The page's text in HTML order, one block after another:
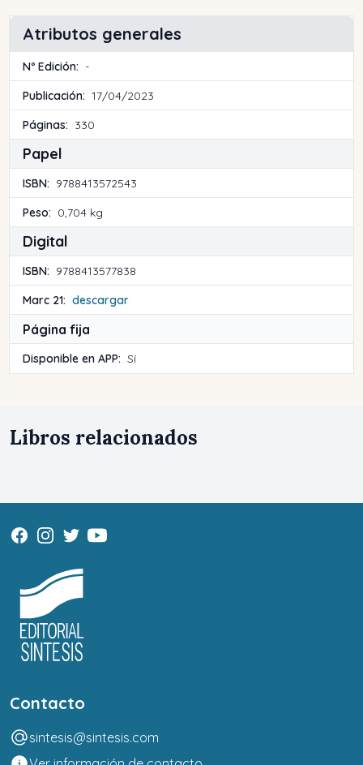
Atributos generales
Nº Edición: -
Publicación: 17/04/2023
Páginas: 330
Papel
ISBN: 9788413572543
Peso: 0,704 kg
Digital
ISBN: 9788413577838
Marc 21: descargar
Página fija
Disponible en APP: Sí
Libros relacionados
Contacto
sintesis@sintesis.com